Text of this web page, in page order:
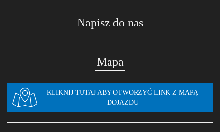
Napisz do nas
Mapa
KLIKNIJ TUTAJ ABY OTWORZYĆ LINK Z MAPĄ
DOJAZDU